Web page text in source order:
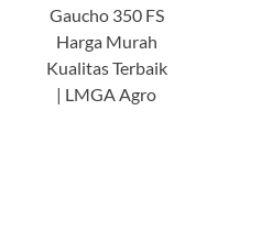
Gaucho 350 FS
Harga Murah
Kualitas Terbaik
| LMGA Agro